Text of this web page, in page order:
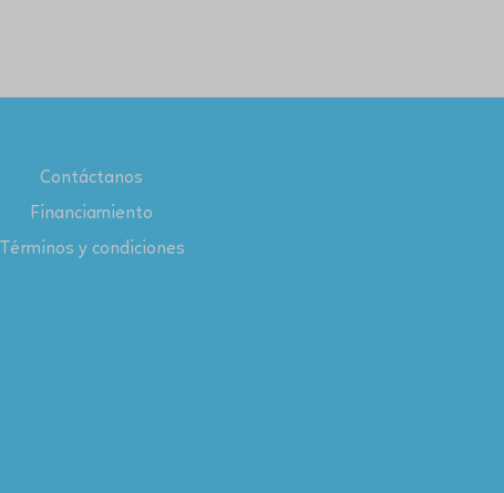
Contáctanos
Financiamiento
Términos y condiciones